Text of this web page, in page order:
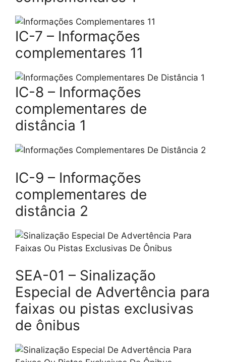
IC-7 – Informações
complementares 11
IC-8 – Informações
complementares de
distância 1
IC-9 – Informações
complementares de
distância 2
SEA-01 – Sinalização
Especial de Advertência para
faixas ou pistas exclusivas
de ônibus